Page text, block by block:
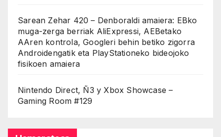
Sarean Zehar 420 – Denboraldi amaiera: EBko
muga-zerga berriak AliExpressi, AEBetako
AAren kontrola, Googleri behin betiko zigorra
Androidengatik eta PlayStationeko bideojoko
fisikoen amaiera
Nintendo Direct, Ñ3 y Xbox Showcase –
Gaming Room #129